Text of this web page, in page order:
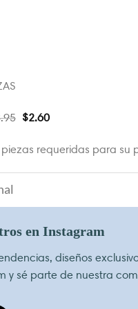
$2.60
requeridas para su
en Instagram
diseños
y sé parte de nuestra